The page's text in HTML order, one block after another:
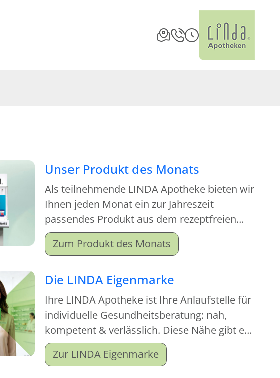
Unser Produkt des Monats
Als teilnehmende LINDA Apotheke bieten wir
Ihnen jeden Monat ein zur Jahreszeit
passendes Produkt aus dem rezeptfreien
Sortiment an. Beim Kauf dieses
Monatsproduktes erhalten Sie einen
Zum Produkt des Monats
Die LINDA Eigenmarke
Ihre LINDA Apotheke ist Ihre Anlaufstelle für
individuelle Gesundheitsberatung: nah,
kompetent & verlässlich. Diese Nähe gibt es
jetzt auch für Ihre Hausapotheke!
Zur LINDA Eigenmarke